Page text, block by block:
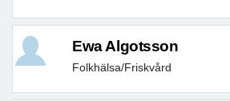
Ewa Algotsson
Folkhälsa/Friskvård